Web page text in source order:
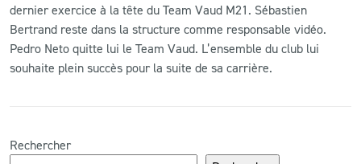
dernier exercice à la tête du Team Vaud M21. Sébastien
Bertrand reste dans la structure comme responsable vidéo.
Pedro Neto quitte lui le Team Vaud. L’ensemble du club lui
souhaite plein succès pour la suite de sa carrière.
Rechercher